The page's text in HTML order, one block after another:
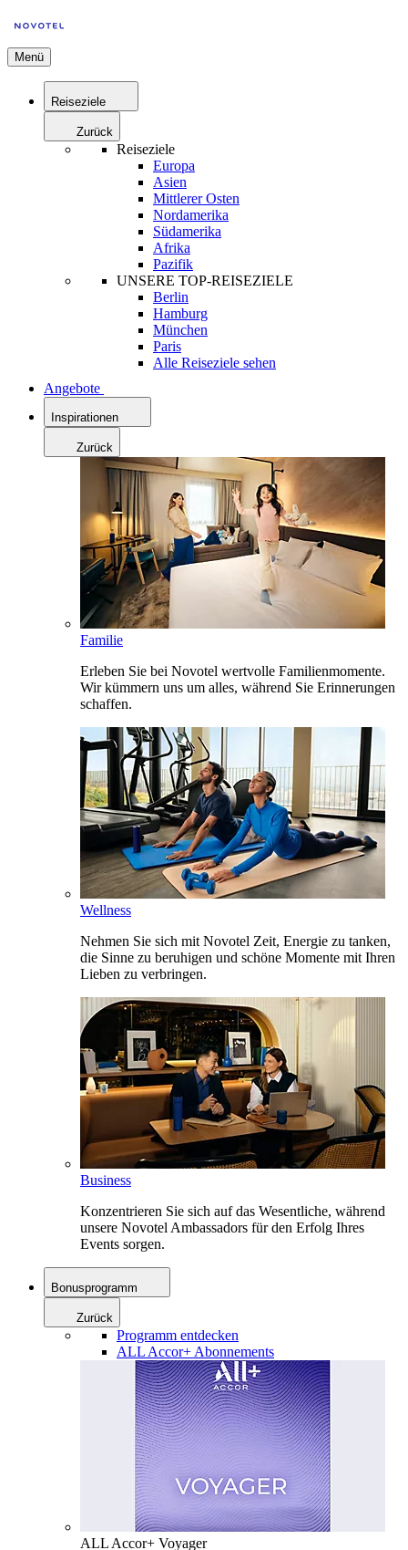
Menü
Reiseziele
Zurück
Reiseziele
Europa
Asien
Mittlerer Osten
Nordamerika
Südamerika
Afrika
Pazifik
UNSERE TOP-REISEZIELE
Berlin
Hamburg
München
Paris
Alle Reiseziele sehen
Angebote
Inspirationen
Zurück
Familie
Erleben Sie bei Novotel wertvolle Familienmomente.
Wir kümmern uns um alles, während Sie Erinnerungen
schaffen.
Wellness
Nehmen Sie sich mit Novotel Zeit, Energie zu tanken,
die Sinne zu beruhigen und schöne Momente mit Ihren
Lieben zu verbringen.
Business
Konzentrieren Sie sich auf das Wesentliche, während
unsere Novotel Ambassadors für den Erfolg Ihres
Events sorgen.
Bonusprogramm
Zurück
Programm entdecken
ALL Accor+ Abonnements
ALL Accor+ Voyager